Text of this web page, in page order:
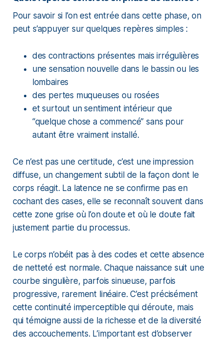
Pour savoir si l’on est entrée dans cette phase, on
peut s’appuyer sur quelques repères simples :
des contractions présentes mais irrégulières
une sensation nouvelle dans le bassin ou les
lombaires
des pertes muqueuses ou rosées
et surtout un sentiment intérieur que
“quelque chose a commencé” sans pour
autant être vraiment installé.
Ce n’est pas une certitude, c’est une impression
diffuse, un changement subtil de la façon dont le
corps réagit. La latence ne se confirme pas en
cochant des cases, elle se reconnaît souvent dans
cette zone grise où l’on doute et où le doute fait
justement partie du processus.
Le corps n’obéit pas à des codes et cette absence
de netteté est normale. Chaque naissance suit une
courbe singulière, parfois sinueuse, parfois
progressive, rarement linéaire. C’est précisément
cette continuité imperceptible qui déroute, mais
qui témoigne aussi de la richesse et de la diversité
des accouchements. L’important est d’observer